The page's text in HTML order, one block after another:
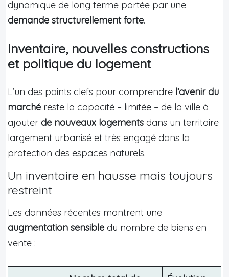
dynamique de long terme portée par une
demande structurellement forte.
Inventaire, nouvelles constructions
et politique du logement
L’un des points clefs pour comprendre l’avenir du
marché reste la capacité – limitée – de la ville à
ajouter de nouveaux logements dans un territoire
largement urbanisé et très engagé dans la
protection des espaces naturels.
Un inventaire en hausse mais toujours
restreint
Les données récentes montrent une
augmentation sensible du nombre de biens en
vente :